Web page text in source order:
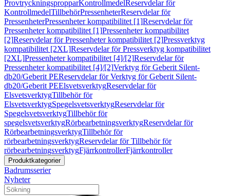
ProvtryckningspropparKontrollmedelReservdelar för
KontrollmedelTillbehörPressenheterReservdelar för
PressenheterPressenheter kompatibilitet [1]Reservdelar för
Pressenheter kompatibilitet [1]Pressenheter kompatibilitet
[2]Reservdelar för Pressenheter kompatibilitet [2]Pressverktyg
kompatibilitet [2XL]Reservdelar för Pressverktyg kompatibilitet
[2XL]Pressenheter kompatibilitet [4]/[2]Reservdelar för
Pressenheter kompatibilitet [4]/[2]Verktyg för Geberit Silent-
db20/Geberit PEReservdelar för Verktyg för Geberit Silent-
db20/Geberit PEElsvetsverktygReservdelar för
ElsvetsverktygTillbehör för
ElsvetsverktygSpegelsvetsverktygReservdelar för
SpegelsvetsverktygTillbehör för
spegelsvetsverktygRörbearbetningsverktygReservdelar för
RörbearbetningsverktygTillbehör för
rörbearbetningsverktygReservdelar för Tillbehör för
rörbearbetningsverktygFjärrkontrollerFjärrkontroller
Produktkategorier
Badrumsserier
Nyheter